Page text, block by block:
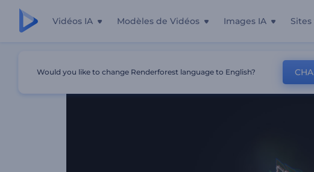
Vidéos IA Modèles de Vidéos Images IA
Would you like to change Renderforest language to English?